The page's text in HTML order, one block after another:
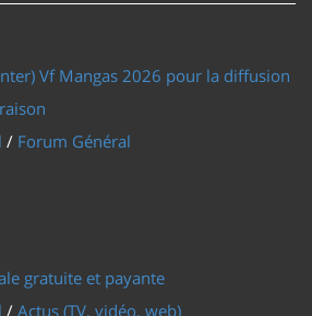
Vf Mangas 2026 pour la diffusion
/ Forum Général
gratuite et payante
/ Actus (TV, vidéo, web)